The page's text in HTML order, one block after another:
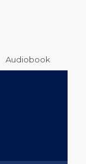
Audiobook